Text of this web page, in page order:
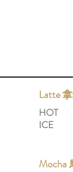
Latte
HOT
ICE
Mocha